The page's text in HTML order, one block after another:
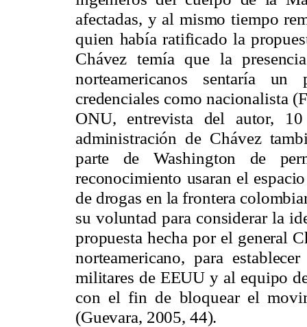
afectadas, y al mismo tiempo
quien había ratificado la
Chávez temía que la
norteamericanos sentaría
credenciales como nacionalista
ONU, entrevista del autor,
administración de Chávez
parte de Washington de
reconocimiento usaran el
de drogas en la frontera
su voluntad para considerar la
propuesta hecha por el general
norteamericano, para
militares de EEUU y al equipo
con el fin de bloquear el
(Guevara, 2005, 44).